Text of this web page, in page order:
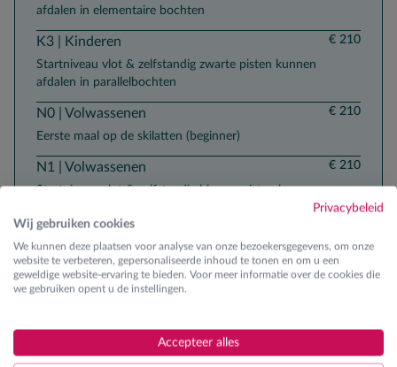
Privacybeleid
Wij gebruiken cookies
We kunnen deze plaatsen voor analyse van onze bezoekersgegevens, om onze
website te verbeteren, gepersonaliseerde inhoud te tonen en om u een
geweldige website-ervaring te bieden. Voor meer informatie over de cookies die
we gebruiken opent u de instellingen.
Accepteer alles
afdalen in elementaire bochten
K3 | Kinderen
Startniveau vlot & zelfstandig zwarte pisten kunnen
afdalen in parallelbochten
€ 210
N0 | Volwassenen
Eerste maal op de skilatten (beginner)
€ 210
N1 | Volwassenen
Startniveau vlot & zelfstandig blauwe pisten kunnen
€ 210
N2 | Volwassenen
Startniveau vlot & zelfstandig rode pisten kunnen
afdalen in elementaire bochten
Startniveau vlot & zelfstandig zwarte pisten kunnen
afdalen in parallelbochten